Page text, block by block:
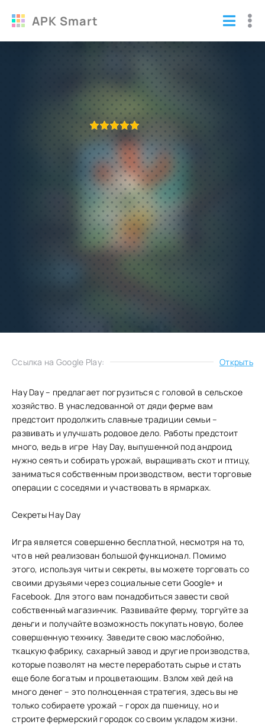
APK Smart
Взлом Hay Day Читы и секреты
ПРИЛОЖЕНИЕ ПРОВЕРЕНО
437
Ссылка на Google Play: Открыть
Hay Day – предлагает погрузиться с головой в сельское
хозяйство. В унаследованной от дяди ферме вам
предстоит продолжить славные традиции семьи –
развивать и улучшать родовое дело. Работы предстоит
много, ведь в игре Hay Day, выпушенной под андроид,
нужно сеять и собирать урожай, выращивать скот и птицу,
заниматься собственным производством, вести торговые
операции с соседями и участвовать в ярмарках.
Секреты Hay Day
Игра является совершенно бесплатной, несмотря на то,
что в ней реализован большой функционал. Помимо
этого, используя читы и секреты, вы можете торговать со
своими друзьями через социальные сети Google+ и
Facebook. Для этого вам понадобиться завести свой
собственный магазинчик. Развивайте ферму, торгуйте за
деньги и получайте возможность покупать новую, более
совершенную технику. Заведите свою маслобойню,
ткацкую фабрику, сахарный завод и другие производства,
которые позволят на месте переработать сырье и стать
еще боле богатым и процветающим. Взлом хей дей на
много денег – это полноценная стратегия, здесь вы не
только собираете урожай – горох да пшеницу, но и
строите фермерский городок со своим укладом жизни.